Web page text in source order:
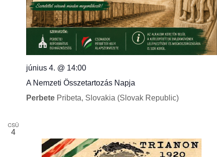
június 4. @ 14:00
A Nemzeti Összetartozás Napja
Perbete Pribeta, Slovakia (Slovak Republic)
CSÜ
4